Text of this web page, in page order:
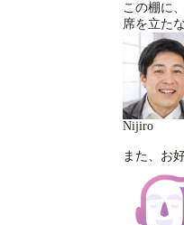
この棚に
席を立た
Nijiro
また、お